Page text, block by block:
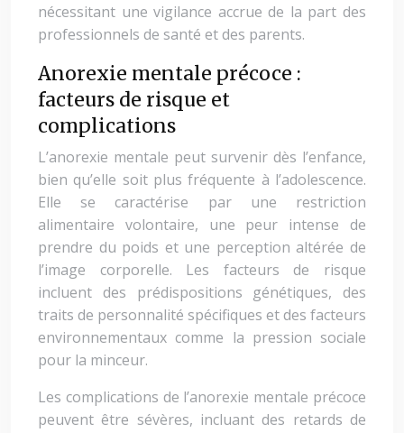
nécessitant une vigilance accrue de la part des
professionnels de santé et des parents.
Anorexie mentale précoce :
facteurs de risque et
complications
L’anorexie mentale peut survenir dès l’enfance,
bien qu’elle soit plus fréquente à l’adolescence.
Elle se caractérise par une restriction
alimentaire volontaire, une peur intense de
prendre du poids et une perception altérée de
l’image corporelle. Les facteurs de risque
incluent des prédispositions génétiques, des
traits de personnalité spécifiques et des facteurs
environnementaux comme la pression sociale
pour la minceur.
Les complications de l’anorexie mentale précoce
peuvent être sévères, incluant des retards de